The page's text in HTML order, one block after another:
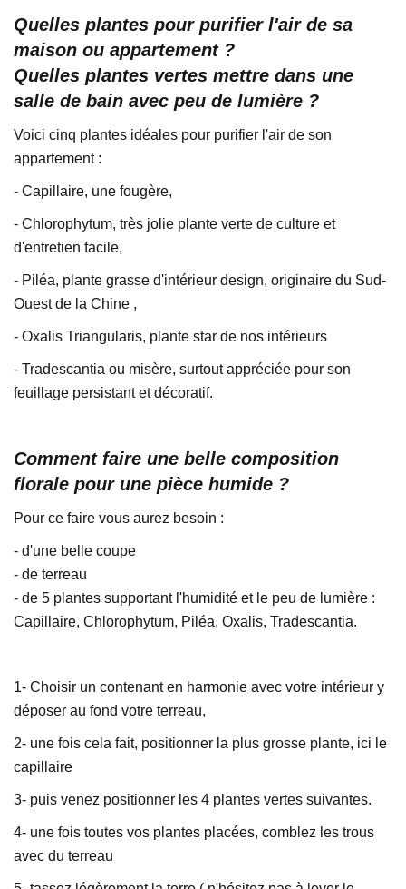
Quelles plantes pour purifier l'air de sa
maison ou appartement ?
Quelles plantes vertes mettre dans une
salle de bain avec peu de lumière ?
Voici cinq plantes idéales pour purifier l'air de son
appartement :
- Capillaire, une fougère,
- Chlorophytum, très jolie plante verte de culture et
d'entretien facile,
- Piléa, plante grasse d'intérieur design, originaire du Sud-
Ouest de la Chine ,
- Oxalis Triangularis, plante star de nos intérieurs
- Tradescantia ou misère, surtout appréciée pour son
feuillage persistant et décoratif.
Comment faire une belle composition
florale pour une pièce humide ?
Pour ce faire vous aurez besoin :
- d'une belle coupe
- de terreau
- de 5 plantes supportant l'humidité et le peu de lumière :
Capillaire, Chlorophytum, Piléa, Oxalis, Tradescantia.
1- Choisir un contenant en harmonie avec votre intérieur y
déposer au fond votre terreau,
2- une fois cela fait, positionner la plus grosse plante, ici le
capillaire
3- puis venez positionner les 4 plantes vertes suivantes.
4- une fois toutes vos plantes placées, comblez les trous
avec du terreau